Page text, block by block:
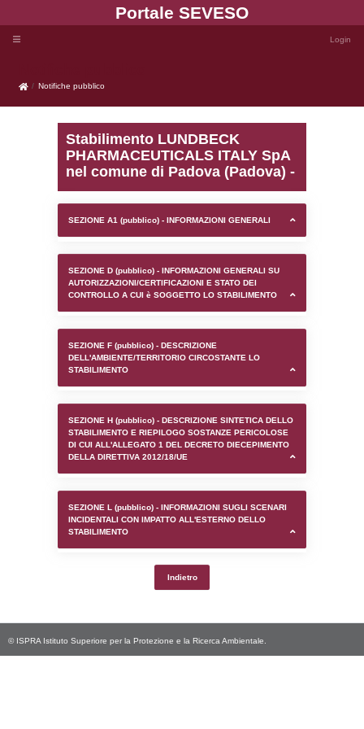
Portale
Notifiche pubblico
Notifiche pubblico
Stabilimento
PHARMACEUTICALS
nel comune di Padova
SEZIONE D (pubblico) - INFORMAZIONI
AUTORIZZAZIONI/CERTIFICAZIONI E
CONTROLLO A CUI è SOGGETTO LO
SEZIONE F (pubblico) - DESCRIZIONE
DELL'AMBIENTE/TERRITORIO
STABILIMENTO
SEZIONE H (pubblico) - DESCRIZIONE